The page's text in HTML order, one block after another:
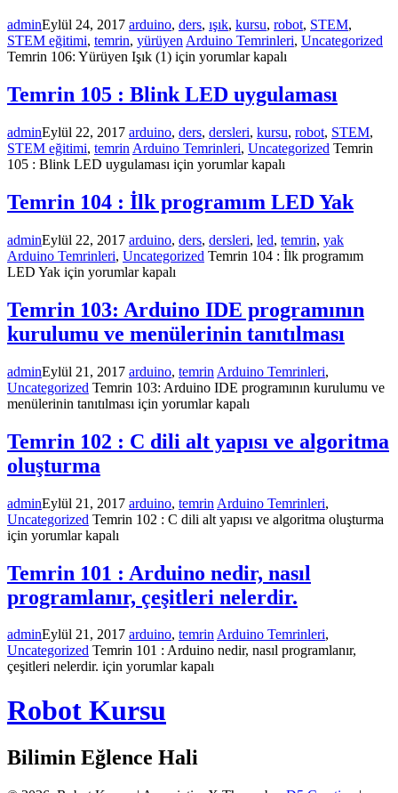
adminEylül 24, 2017 arduino, ders, ışık, kursu, robot, STEM,
STEM eğitimi, temrin, yürüyenArduino Temrinleri, Uncategorized
Temrin 106: Yürüyen Işık (1) için yorumlar kapalı
Temrin 105 : Blink LED uygulaması
adminEylül 22, 2017 arduino, ders, dersleri, kursu, robot, STEM,
STEM eğitimi, temrin Arduino Temrinleri, Uncategorized Temrin
105 : Blink LED uygulaması için yorumlar kapalı
Temrin 104 : İlk programım LED Yak
adminEylül 22, 2017 arduino, ders, dersleri, led, temrin, yak
Arduino Temrinleri, Uncategorized Temrin 104 : İlk programım
LED Yak için yorumlar kapalı
Temrin 103: Arduino IDE programının
kurulumu ve menülerinin tanıtılması
adminEylül 21, 2017 arduino, temrin Arduino Temrinleri,
Uncategorized Temrin 103: Arduino IDE programının kurulumu ve
menülerinin tanıtılması için yorumlar kapalı
Temrin 102 : C dili alt yapısı ve algoritma
oluşturma
adminEylül 21, 2017 arduino, temrin Arduino Temrinleri,
Uncategorized Temrin 102 : C dili alt yapısı ve algoritma oluşturma
için yorumlar kapalı
Temrin 101 : Arduino nedir, nasıl
programlanır, çeşitleri nelerdir.
adminEylül 21, 2017 arduino, temrinArduino Temrinleri,
Uncategorized Temrin 101 : Arduino nedir, nasıl programlanır,
çeşitleri nelerdir. için yorumlar kapalı
Robot Kursu
Bilimin Eğlence Hali